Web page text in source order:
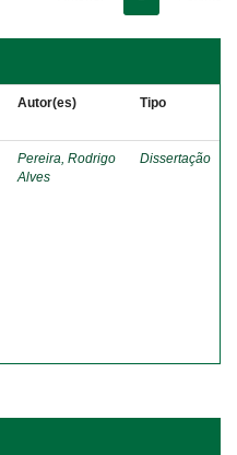
Autor(es) Tipo
Pereira, Rodrigo
Alves
Dissertação